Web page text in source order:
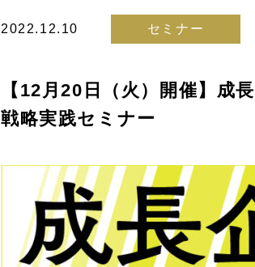
2022.12.10 セミナー
【12月20日（火）開催】成
戦略実践セミナー